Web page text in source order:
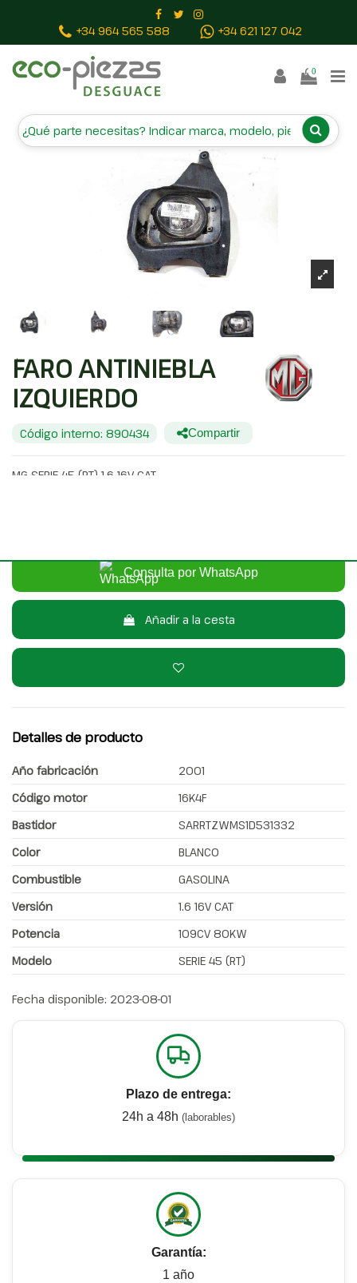
+34 964 565 588 +34 621 127 042
0
FARO ANTINIEBLA IZQUIERDO
FARO ANTINIEBLA
IZQUIERDO
Código interno: 890434 Compartir
MG SERIE 45 (RT) 1.6 16V CAT
Consulta por WhatsApp
Añadir a la cesta
Detalles de producto
Año fabricación
2001
Código motor
16K4F
Bastidor
SARRTZWMS1D531332
Color
BLANCO
Combustible
GASOLINA
Versión
1.6 16V CAT
Potencia
109CV 80KW
Modelo
SERIE 45 (RT)
Fecha disponible: 2023-08-01
Plazo de entrega:
24h a 48h (laborables)
Garantía:
1 año